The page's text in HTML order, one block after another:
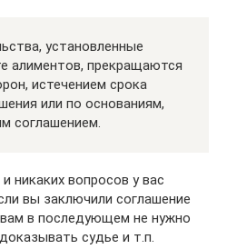
установленные
алиментов, прекращаются
истечением срока
или по основаниям,
соглашением.
никаких вопросов у вас
вы заключили соглашение
в последующем не нужно
судье и т.п.